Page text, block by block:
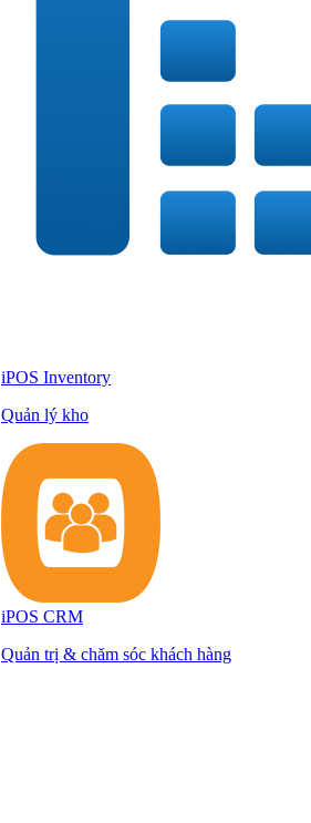
iPOS Inventory
Quản lý kho
iPOS CRM
Quản trị & chăm sóc khách hàng